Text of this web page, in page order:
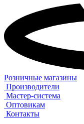
Розничные магазины
Производители
Мастер-система
Оптовикам
Контакты